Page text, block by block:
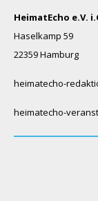
HeimatEcho e.V.
Haselkamp 59
22359 Hamburg
heimatecho-
heimatecho-